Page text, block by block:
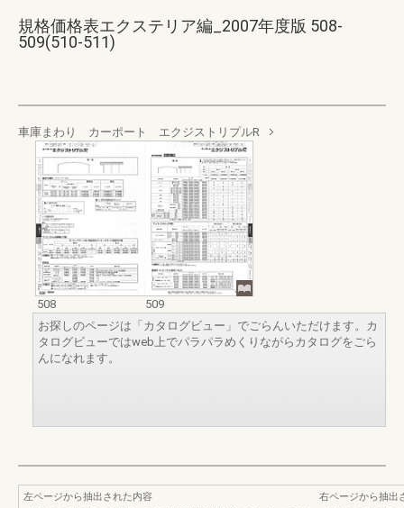
規格価格表エクステリア編_2007年度版 508-
509(510-511)
車庫まわり カーポート エクジストリプルR
508
509
お探しのページは「カタログビュー」でごらんいただけます。カ
タログビューではweb上でパラパラめくりながらカタログをごら
んになれます。
左ページから抽出された内容
右ページから抽出